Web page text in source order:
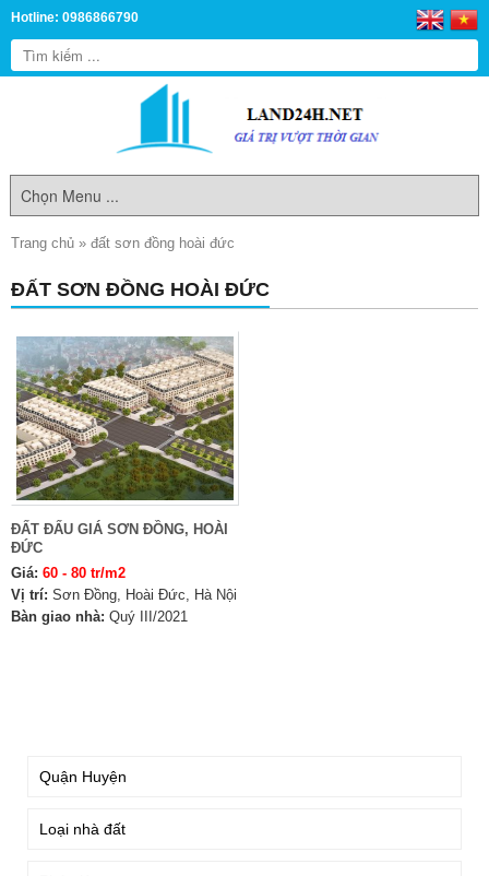
Hotline: 0986866790
Trang chủ » đất sơn đồng hoài đức
ĐẤT SƠN ĐỒNG HOÀI ĐỨC
ĐẤT ĐẤU GIÁ SƠN ĐỒNG, HOÀI
ĐỨC
Giá: 60 - 80 tr/m2
Vị trí: Sơn Đồng, Hoài Đức, Hà Nội
Bàn giao nhà: Quý III/2021